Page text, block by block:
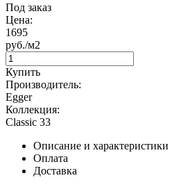
Под заказ
Цена:
1695
руб./м2
Купить
Производитель:
Egger
Коллекция:
Classic 33
Описание и характеристики
Оплата
Доставка